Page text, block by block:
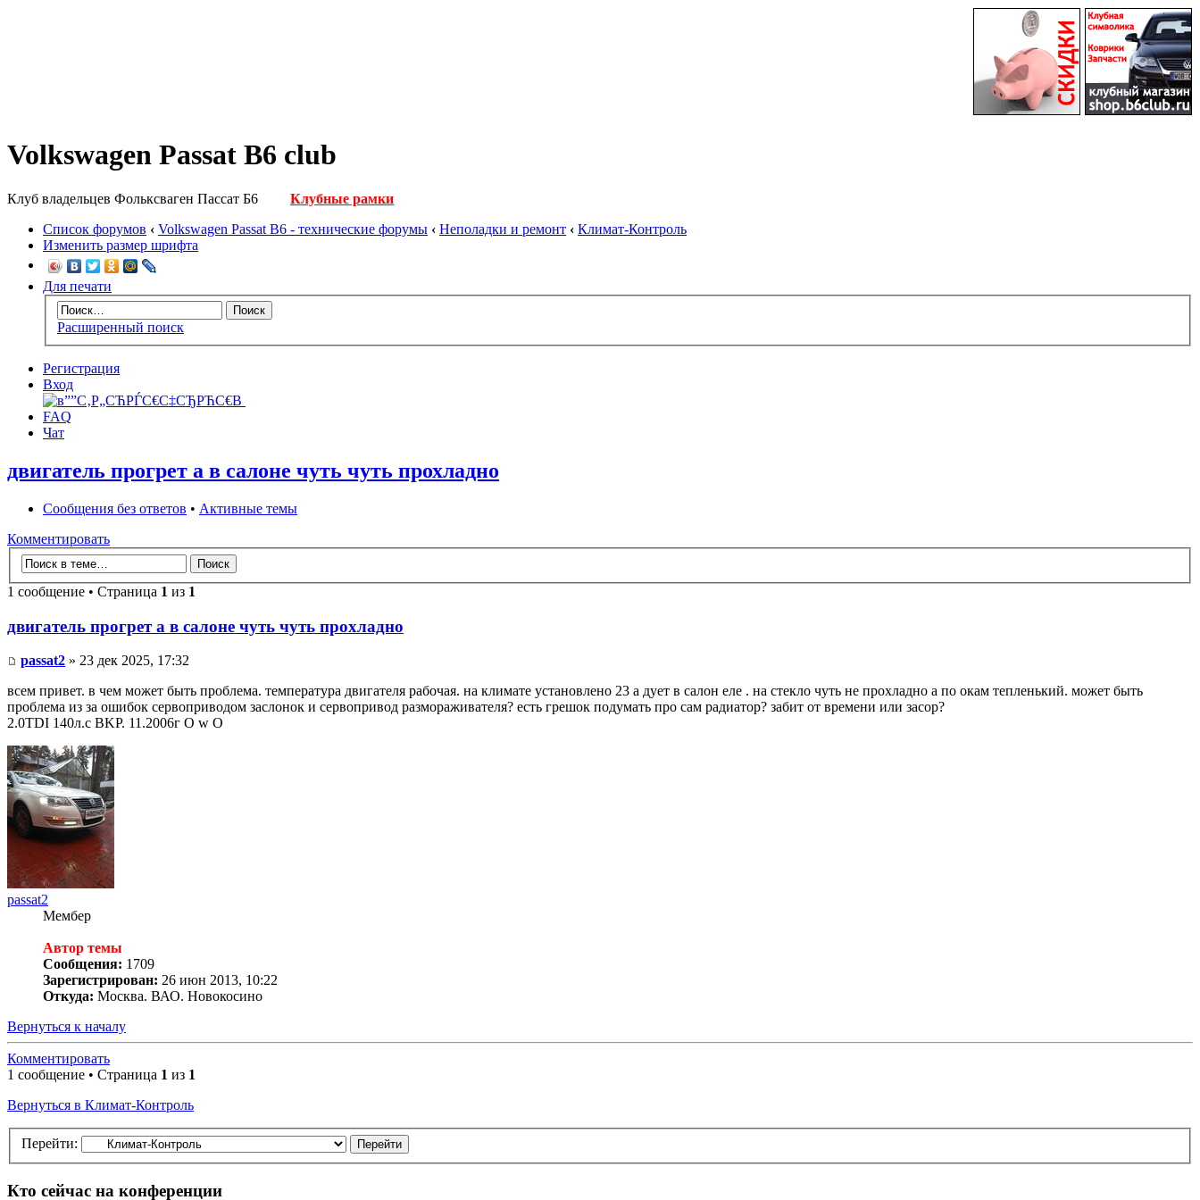
Volkswagen Passat B6 club
Клуб владельцев Фольксваген Пассат Б6
Клубные рамки
Список форумов ‹ Volkswagen Passat B6 - технические форумы ‹ Неполадки и ремонт ‹ Климат-Контроль
Изменить размер шрифта
Для печати
Расширенный поиск
Регистрация
Вход
FAQ
Чат
двигатель прогрет а в салоне чуть чуть прохладно
Сообщения без ответов • Активные темы
Комментировать
1 сообщение • Страница 1 из 1
двигатель прогрет а в салоне чуть чуть прохладно
passat2 » 23 дек 2025, 17:32
всем привет. в чем может быть проблема. температура двигателя рабочая. на климате установлено 23 а дует в салон еле . на стекло чуть не прохладно а по окам тепленький. может быть
проблема из за ошибок сервоприводом заслонок и сервопривод размораживателя? есть грешок подумать про сам радиатор? забит от времени или засор?
2.0TDI 140л.с BKP. 11.2006г O w O
passat2
Мембер
Автор темы
Сообщения: 1709
Зарегистрирован: 26 июн 2013, 10:22
Откуда: Москва. ВАО. Новокосино
Вернуться к началу
Комментировать
1 сообщение • Страница 1 из 1
Вернуться в Климат-Контроль
Перейти:
Кто сейчас на конференции